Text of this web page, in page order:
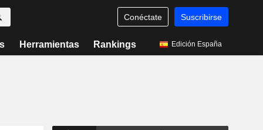
Conéctate Suscribirse
Herramientas Rankings Edición España